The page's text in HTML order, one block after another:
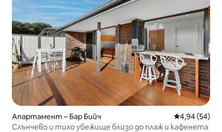
Апартамент – Бар Бийч Средна
4,94 (54)
Слънчево и тихо убежище близо до плаж и кафенета